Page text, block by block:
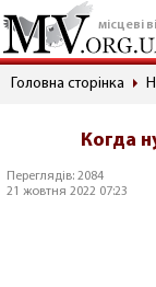
місцеві
Головна сторінка
Когда
Переглядів: 2084
21 жовтня 2022 07:23